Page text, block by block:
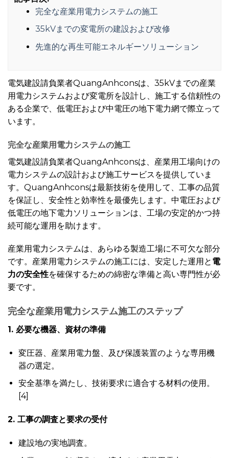
完全な産業用電力システムの施工
35kVまでの変電所の建設および改修
先進的な再生可能エネルギーソリューション
電気建設請負業者QuangAnhconsは、35kVまでの産業
用電力システムおよび変電所を設計し、施工する信頼性の
ある企業で、低電圧および中電圧の地下電力網で際立って
います。
完全な産業用電力システムの施工
電気建設請負業者QuangAnhconsは、産業用工場向けの
電力システムの設計および施工サービスを提供していま
す。QuangAnhconsは最新技術を使用して、工事の品質
を保証し、安全性と効率性を最優先します。中電圧および
低電圧の地下電力ソリューションは、工場の安定的かつ持
続可能な運用を助けます。
産業用電力システムは、あらゆる製造工場に不可欠な部分
です。産業用電力システムの施工には、安定した運用と 電
力の安全性を確保するための綿密な準備と高い専門性が必
要です。
完全な産業用電力システム施工のステップ
1. 必要な機器、資材の準備
変圧器、産業用電力盤、及び保護装置のような専用機
器の選定。
安全基準を満たし、技術要求に適合する材料の使用。
[4]
2. 工事の調査と要求の受付
建設地の実地調査。